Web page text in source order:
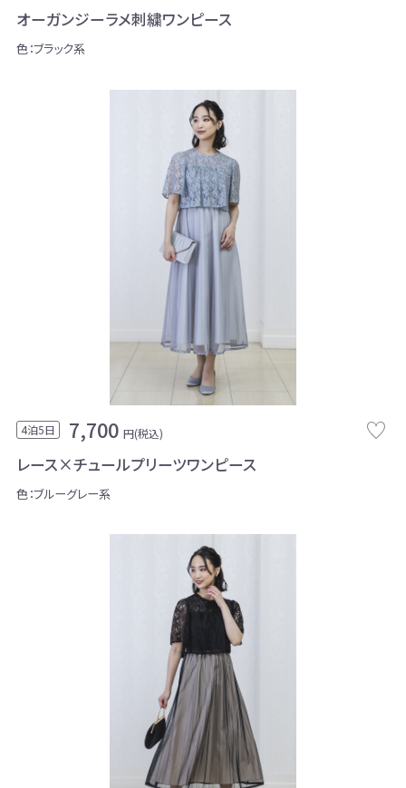
オーガンジーラメ刺繍ワンピース
色：ブラック系
4泊5日 7,700 円(税込)
レース×チュールプリーツワンピース
色：ブルーグレー系